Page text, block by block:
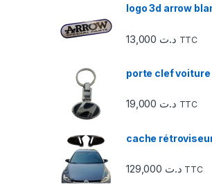
logo 3d arrow
د.ت TTC
porte clef voiture
د.ت TTC
cache
د.ت TTC